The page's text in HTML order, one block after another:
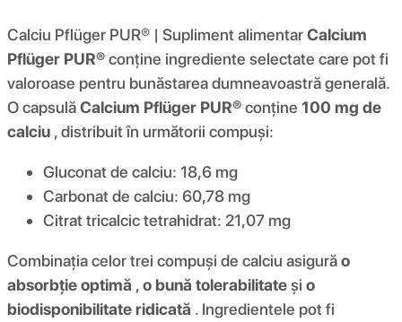
Calciu Pflüger PUR® | Supliment alimentarCalcium
Pflüger PUR®conține ingrediente selectate care pot fi
valoroase pentru bunăstarea dumneavoastră generală.
O capsulăCalcium Pflüger PUR®conține 100 mg de
calciu , distribuit în următorii compuși:
Gluconat de calciu: 18,6 mg
Carbonat de calciu: 60,78 mg
Citrat tricalcic tetrahidrat: 21,07 mg
Combinația celor trei compuși de calciu asigurăo
absorbție optimă ,o bună tolerabilitateși o
biodisponibilitate ridicată . Ingredientele pot fi